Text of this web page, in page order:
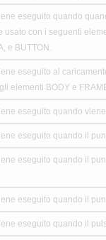
eseguito quando
usato con i seguenti
e BUTTON.
eseguito al
elementi BODY e
eseguito quando
eseguito quando il
eseguito quando il
eseguito quando il
eseguito quando il